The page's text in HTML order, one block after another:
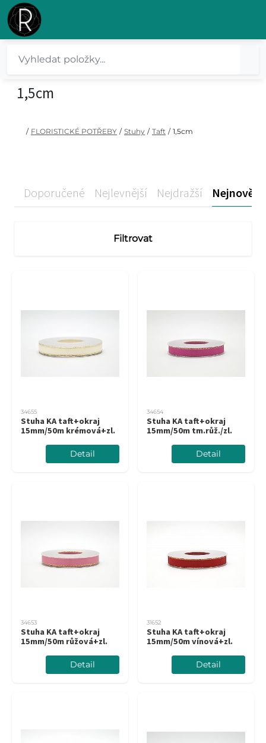
1,5cm
/ FLORISTICKÉ POTŘEBY / Stuhy / Taft / 1,5cm
Doporučené Nejlevnější Nejdražší Nejnovější
Filtrovat
34655
Stuha KA taft+okraj
15mm/50m krémová+zl.
Detail
34654
Stuha KA taft+okraj
15mm/50m tm.růž./zl.
Detail
34653
Stuha KA taft+okraj
15mm/50m růžová+zl.
Detail
31652
Stuha KA taft+okraj
15mm/50m vínová+zl.
Detail